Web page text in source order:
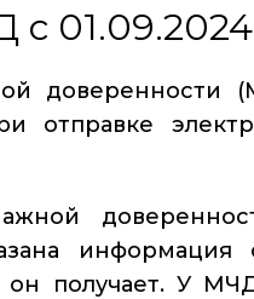
доверенности
отправке
информация
получает. У